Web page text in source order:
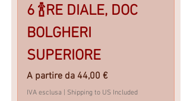
6 🍾RE DIALE, DOC
BOLGHERI
SUPERIORE
A partire da 44,00 €
Prezzo scontato
IVA esclusa Shipping to US Included